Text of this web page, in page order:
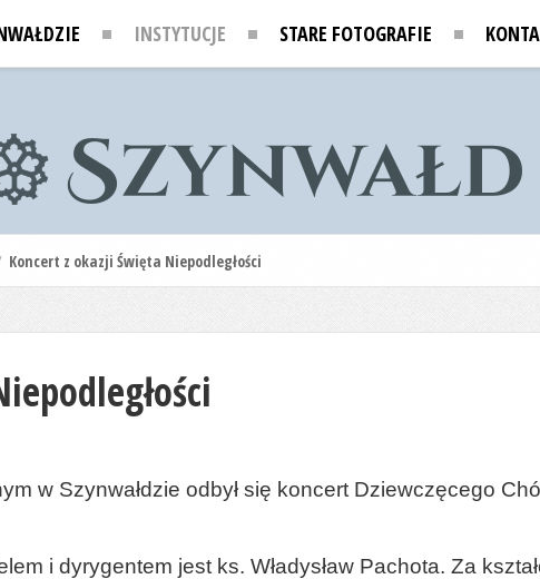
INSTYTUCJE STARE FOTOGRAFIE
Koncert z okazji Święta Niepodległości
w Szynwałdzie odbył się koncert Dziewczęcego
i dyrygentem jest ks. Władysław Pachota. Za